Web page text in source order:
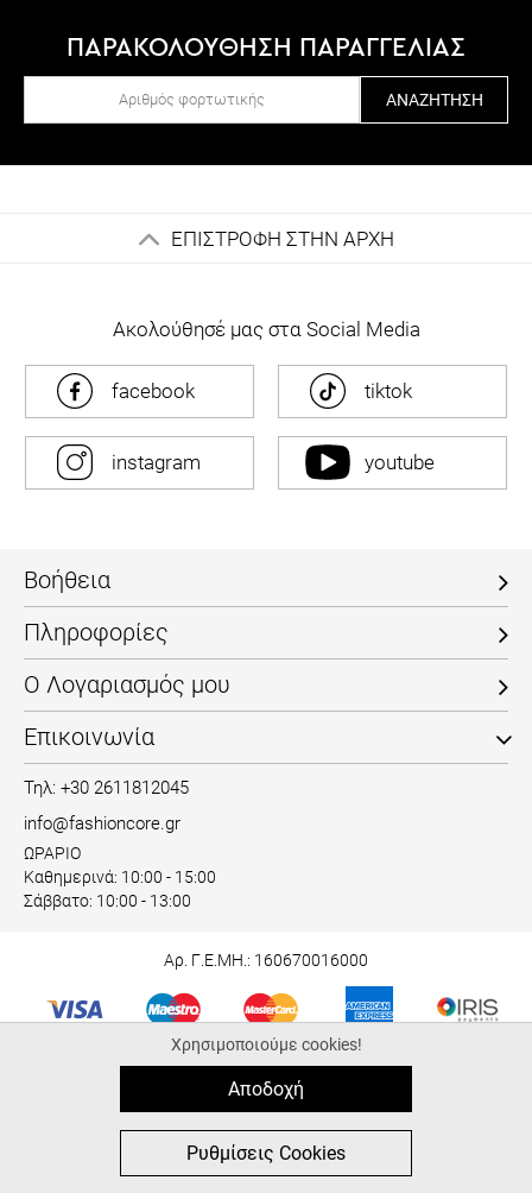
ΠΑΡΑΚΟΛΟΥΘΗΣΗ ΠΑΡΑΓΓΕΛΙΑΣ
ΑΝΑΖΉΤΗΣΗ
ΕΠΙΣΤΡΟΦΗ ΣΤΗΝ ΑΡΧΗ
Ακολούθησέ μας στα Social Media
facebook tiktok
instagram youtube
Βοήθεια
Πληροφορίες
Ο Λογαριασμός μου
Επικοινωνία
Τηλ: +30 2611812045
info@fashioncore.gr
ΩΡΑΡΙΟ
Καθημερινά: 10:00 - 15:00
Σάββατο: 10:00 - 13:00
Αρ. Γ.Ε.ΜΗ.: 160670016000
ΠΙΣΤΟΠΟΙΗΣΕΙΣ
Χρησιμοποιούμε cookies!
Αποδοχή
Ρυθμίσεις Cookies